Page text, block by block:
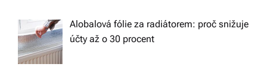
Alobalová fólie za radiátorem: proč snižuje
účty až o 30 procent